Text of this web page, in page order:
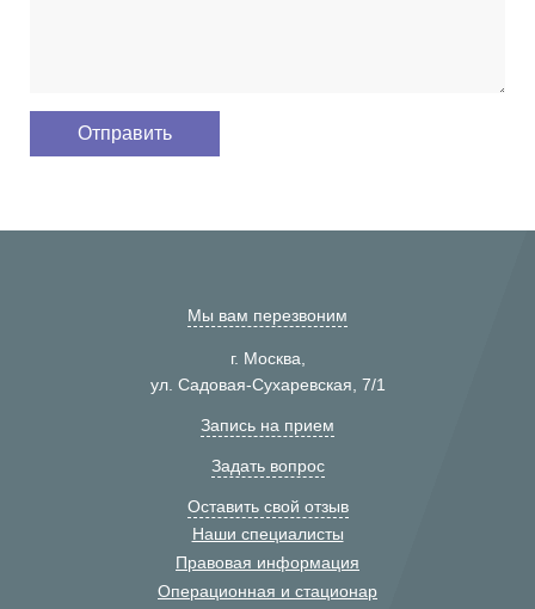
Мы вам перезвоним
г. Москва,
ул. Садовая-Сухаревская, 7/1
Запись на прием
Задать вопрос
Оставить свой отзыв
Наши специалисты
Правовая информация
Операционная и стационар